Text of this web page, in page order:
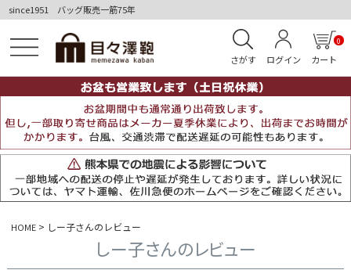
since1951 バッグ販売一筋75年
さがす ログイン カート
0
HOME しー子さんのレビュー
しー子さんのレビュー